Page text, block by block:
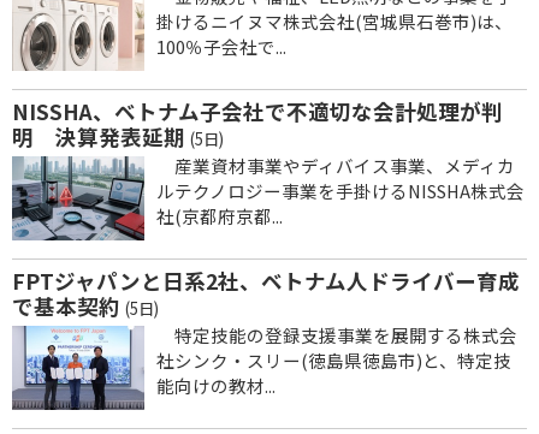
掛けるニイヌマ株式会社(宮城県石巻市)は、
100％子会社で...
NISSHA、ベトナム子会社で不適切な会計処理が判
明 決算発表延期 (5日)
産業資材事業やディバイス事業、メディカ
ルテクノロジー事業を手掛けるNISSHA株式会
社(京都府京都...
FPTジャパンと日系2社、ベトナム人ドライバー育成
で基本契約 (5日)
特定技能の登録支援事業を展開する株式会
社シンク・スリー(徳島県徳島市)と、特定技
能向けの教材...